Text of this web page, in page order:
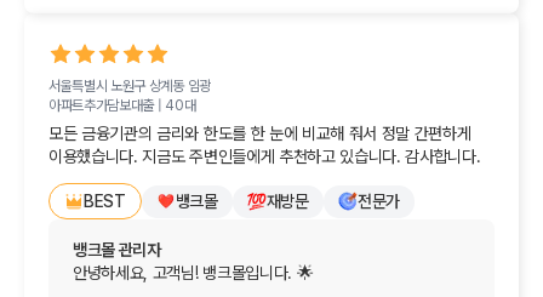
번거로움을 잘 알고 있기에, 전문적인 안내로 모든 과정을 쉽고
깔끔하게 해결해 드릴 수 있어 저희로서도 큰 보람과 기쁨을
느낍니다. "역시 이번에도 실망시키지 않는다"라는 말씀은
저희에게 가장 큰 칭찬이자 힘이 됩니다. 🕊️
앞으로도 금융이 필요하신 매 순간마다 가장 쉽고 든든한
최고의 전문가로서 늘 이 자리를 지키고 있겠습니다. 다음에
찾아주실 때도 변함없이 최고의 만족을 전해드리겠습니다.
오늘 하루도 걱정 없이 기분 좋고 행복한 일들만 가득하시길
진심으로 응원합니다. 감사합니다!
서울특별시 노원구 상계동 임광
아파트추가담보대출 | 40대
모든 금융기관의 금리와 한도를 한 눈에 비교해 줘서 정말 간편하게
이용했습니다. 지금도 주변인들에게 추천하고 있습니다. 감사합니다.
BEST 뱅크몰 재방문 전문가
뱅크몰 관리자
안녕하세요, 고객님! 뱅크몰입니다. 🌟